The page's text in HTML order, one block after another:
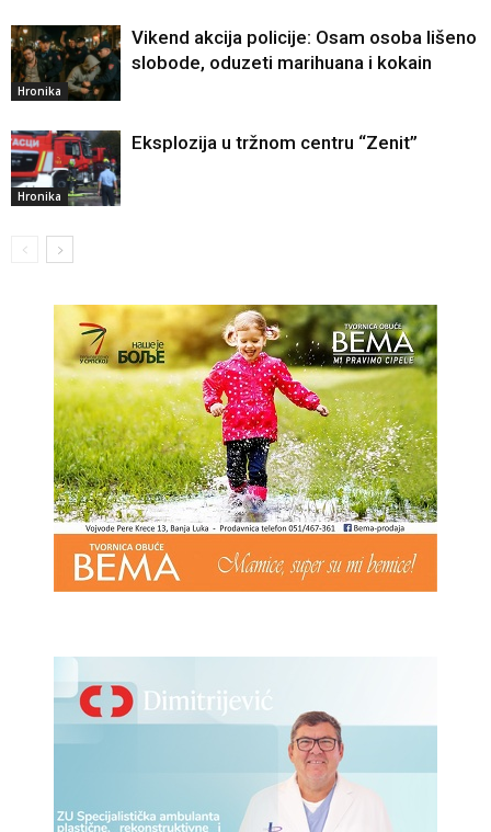
Hronika
Vikend akcija policije: Osam osoba lišeno
slobode, oduzeti marihuana i kokain
Hronika
Eksplozija u tržnom centru “Zenit”